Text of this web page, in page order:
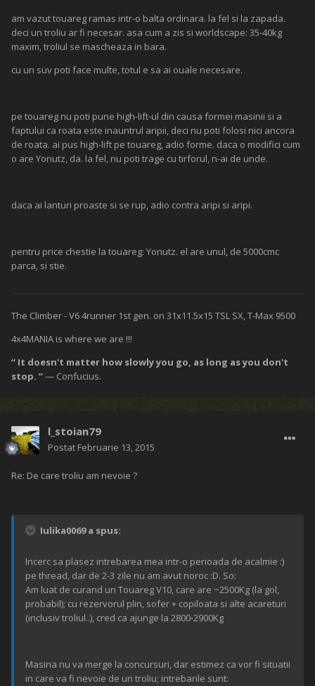
am vazut touareg ramas intr-o balta ordinara. la fel si la zapada.
deci un troliu ar fi necesar. asa cum a zis si worldscape: 35-40kg
maxim, troliul se mascheaza in bara.
cu un suv poti face multe, totul e sa ai ouale necesare.
pe touareg nu poti pune high-lift-ul din causa formei masinii si a
faptului ca roata este inauntrul aripii, deci nu poti folosi nici ancora
de roata. ai pus high-lift pe touareg, adio forme. daca o modifici cum
o are Yonutz, da. la fel, nu poti trage cu tirforul, n-ai de unde.
daca ai lanturi proaste si se rup, adio contra aripi si aripi.
pentru price chestie la touareg: Yonutz. el are unul, de 5000cmc
parca, si stie.
The Climber - V6 4runner 1st gen. on 31x11.5x15 TSL SX, T-Max 9500
4x4MANIA is where we are !!!
“ It doesn't matter how slowly you go, as long as you don't
stop. ”— Confucius.
l_stoian79
Postat Februarie 13, 2015
Re: De care troliu am nevoie ?
Iulika0069 a spus:
Incerc sa plasez intrebarea mea intr-o perioada de acalmie :)
pe thread, dar de 2-3 zile nu am avut noroc :D. So:
Am luat de curand un Touareg V10, care are ~2500Kg (la gol,
probabil); cu rezervorul plin, sofer + copiloata si alte acareturi
(inclusiv troliul..), cred ca ajunge la 2800-2900Kg
Masina nu va merge la concursuri, dar estimez ca vor fi situatii
in care va fi nevoie de un troliu; intrebarile sunt: